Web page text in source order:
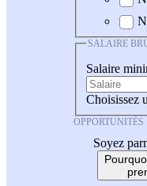
SALAIRE
Salaire
Choisissez
OPPORTUNITÉS
Soyez